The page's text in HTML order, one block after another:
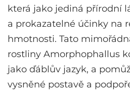
která jako jediná přírodní
a prokazatelné účinky na
hmotnosti. Tato
rostliny Amorphophallus
jako ďáblův jazyk, a
vysněné postavě a